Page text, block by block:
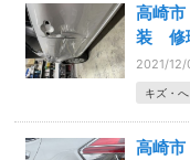
高崎
装 修
2021/12/
キズ・へ
高崎